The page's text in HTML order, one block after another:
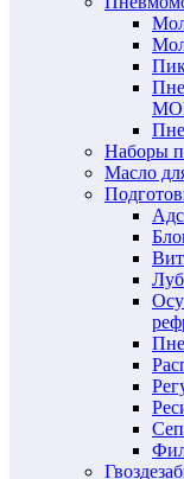
Наборы
Масло